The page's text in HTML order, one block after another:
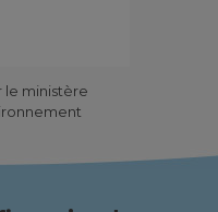
le ministère